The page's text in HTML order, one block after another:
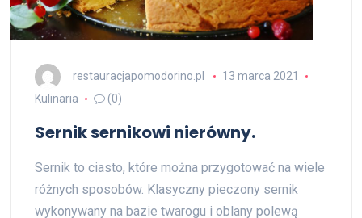
restauracjapomodorino.pl
13 marca 2021
Kulinaria
(0)
Sernik sernikowi nierówny.
Sernik to ciasto, które można przygotować na wiele
różnych sposobów. Klasyczny pieczony sernik
wykonywany na bazie twarogu i oblany polewą